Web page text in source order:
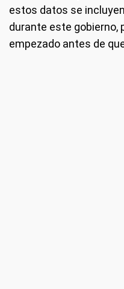
estos datos se
durante este gobierno,
empezado antes de